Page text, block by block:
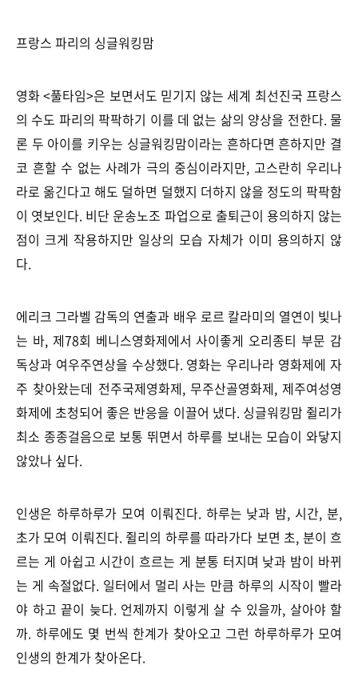
프랑스 파리의 싱글워킹맘
영화 <풀타임>은 보면서도 믿기지 않는 세계 최선진국 프랑스
의 수도 파리의 팍팍하기 이를 데 없는 삶의 양상을 전한다. 물
론 두 아이를 키우는 싱글워킹맘이라는 흔하다면 흔하지만 결
코 흔할 수 없는 사례가 극의 중심이라지만, 고스란히 우리나
라로 옮긴다고 해도 덜하면 덜했지 더하지 않을 정도의 팍팍함
이 엿보인다. 비단 운송노조 파업으로 출퇴근이 용의하지 않는
점이 크게 작용하지만 일상의 모습 자체가 이미 용의하지 않
다.
에리크 그라벨 감독의 연출과 배우 로르 칼라미의 열연이 빛나
는 바, 제78회 베니스영화제에서 사이좋게 오리종티 부문 감
독상과 여우주연상을 수상했다. 영화는 우리나라 영화제에 자
주 찾아왔는데 전주국제영화제, 무주산골영화제, 제주여성영
화제에 초청되어 좋은 반응을 이끌어 냈다. 싱글워킹맘 쥘리가
최소 종종걸음으로 보통 뛰면서 하루를 보내는 모습이 와닿지
않았나 싶다.
인생은 하루하루가 모여 이뤄진다. 하루는 낮과 밤, 시간, 분,
초가 모여 이뤄진다. 쥘리의 하루를 따라가다 보면 초, 분이 흐
르는 게 아쉽고 시간이 흐르는 게 분통 터지며 낮과 밤이 바뀌
는 게 속절없다. 일터에서 멀리 사는 만큼 하루의 시작이 빨라
야 하고 끝이 늦다. 언제까지 이렇게 살 수 있을까, 살아야 할
까. 하루에도 몇 번씩 한계가 찾아오고 그런 하루하루가 모여
인생의 한계가 찾아온다.